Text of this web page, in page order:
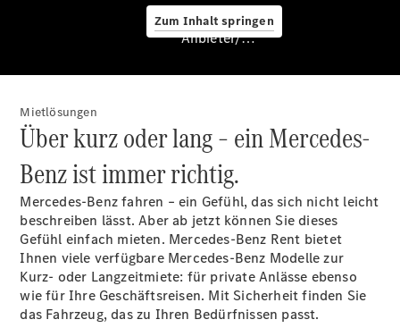
Zum Inhalt springen
Service &
Servicetermin
buchen
Digitale
Extras
Ladelösungen
Unterwegs
Anbieter/Datenschutz
Mietlösungen
Über kurz oder lang – einMercedes-
Benzist immer richtig.
Mercedes-Benzfahren – ein Gefühl, das sich nicht leicht
beschreiben lässt. Aber ab jetzt können Sie dieses
Gefühl einfach mieten. Mercedes-Benz Rent bietet
Ihnen viele verfügbare Mercedes-Benz Modelle zur
Kurz- oder Langzeitmiete: für private Anlässe ebenso
wie für Ihre Geschäftsreisen. Mit Sicherheit finden Sie
das Fahrzeug, das zu Ihren Bedürfnissen passt.